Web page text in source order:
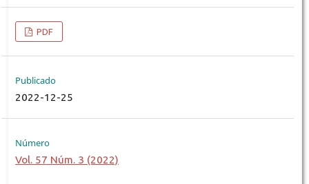
PDF
Publicado
2022-12-25
Número
Vol. 57 Núm. 3 (2022)